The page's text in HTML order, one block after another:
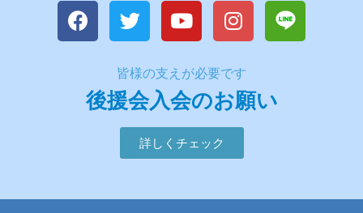
後援会入会のお願い
皆様の支えが必要です
詳しくチェック